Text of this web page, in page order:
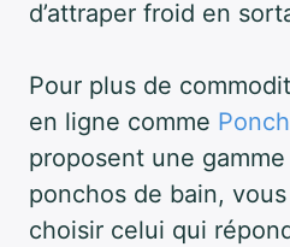
d’attraper froid en
Pour plus de
en ligne comme
proposent une
ponchos de bain,
choisir celui qui